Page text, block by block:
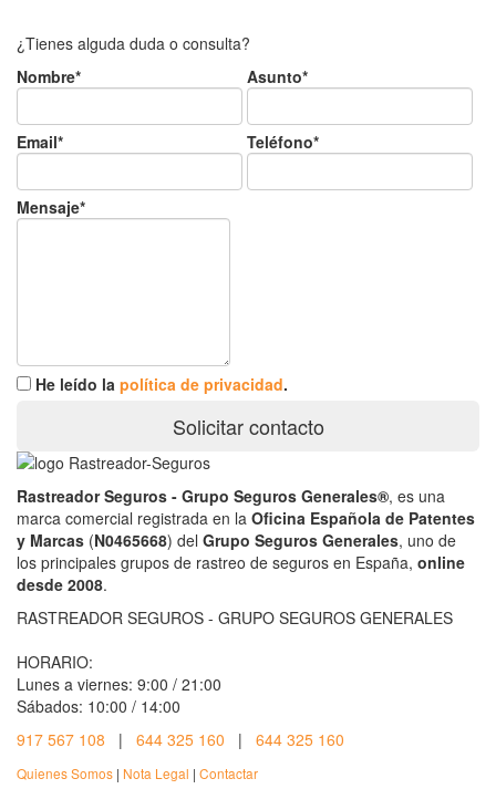
¿Tienes alguda duda o consulta?
Nombre*
Asunto*
Email* Teléfono*
Mensaje*
He leído la política de privacidad.
Solicitar contacto
Rastreador Seguros - Grupo Seguros Generales®, es una
marca comercial registrada en la Oficina Española de Patentes
y Marcas (N0465668) del Grupo Seguros Generales, uno de
los principales grupos de rastreo de seguros en España, online
desde 2008.
RASTREADOR SEGUROS - GRUPO SEGUROS GENERALES
HORARIO:
Lunes a viernes: 9:00 / 21:00
Sábados: 10:00 / 14:00
917 567 108 | 644 325 160 | 644 325 160
Quienes Somos | Nota Legal | Contactar